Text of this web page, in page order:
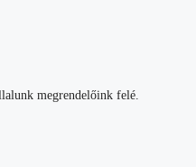
megrendelőink felé.